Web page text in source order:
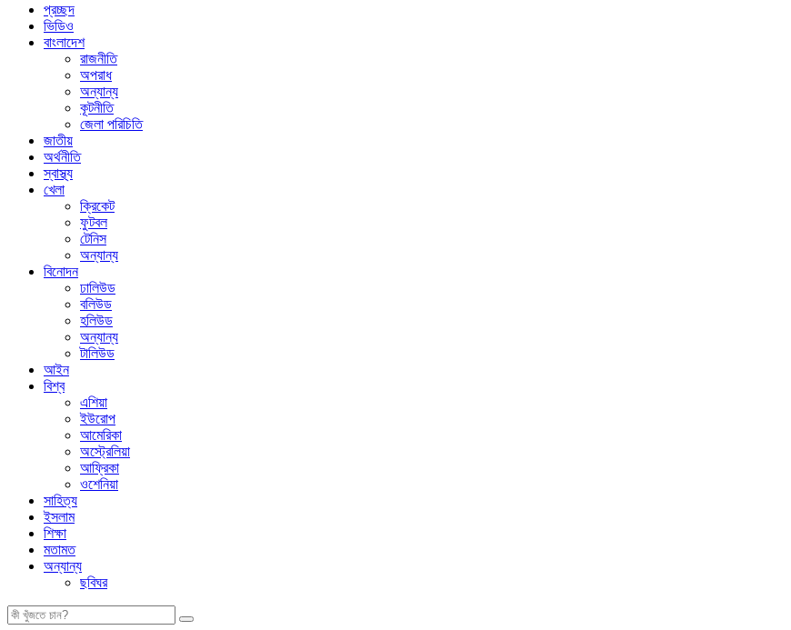
প্রচ্ছদ
ভিডিও
বাংলাদেশ
রাজনীতি
অপরাধ
অন্যান্য
কূটনীতি
জেলা পরিচিতি
জাতীয়
অর্থনীতি
স্বাস্থ্য
খেলা
ক্রিকেট
ফুটবল
টেনিস
অন্যান্য
বিনোদন
ঢালিউড
বলিউড
হলিউড
অন্যান্য
টালিউড
আইন
বিশ্ব
এশিয়া
ইউরোপ
আমেরিকা
অস্ট্রেলিয়া
আফ্রিকা
ওশেনিয়া
সাহিত্য
ইসলাম
শিক্ষা
মতামত
অন্যান্য
ছবিঘর